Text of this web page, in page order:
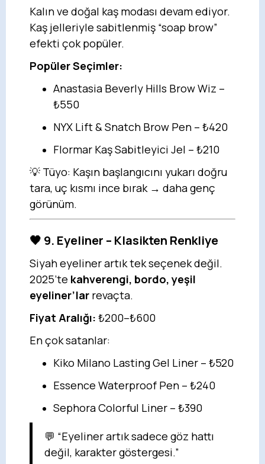
Kalın ve doğal kaş modası devam ediyor.
Kaş jelleriyle sabitlenmiş “soap brow”
efekti çok popüler.
Popüler Seçimler:
Anastasia Beverly Hills Brow Wiz –
₺550
NYX Lift & Snatch Brow Pen – ₺420
Flormar Kaş Sabitleyici Jel – ₺210
💡 Tüyo: Kaşın başlangıcını yukarı doğru
tara, uç kısmı ince bırak → daha genç
görünüm.
🖤 9. Eyeliner – Klasikten Renkliye
Siyah eyeliner artık tek seçenek değil.
2025’te kahverengi, bordo, yeşil
eyeliner’lar revaçta.
Fiyat Aralığı: ₺200–₺600
En çok satanlar:
Kiko Milano Lasting Gel Liner – ₺520
Essence Waterproof Pen – ₺240
Sephora Colorful Liner – ₺390
💬 “Eyeliner artık sadece göz hattı
değil, karakter göstergesi.”